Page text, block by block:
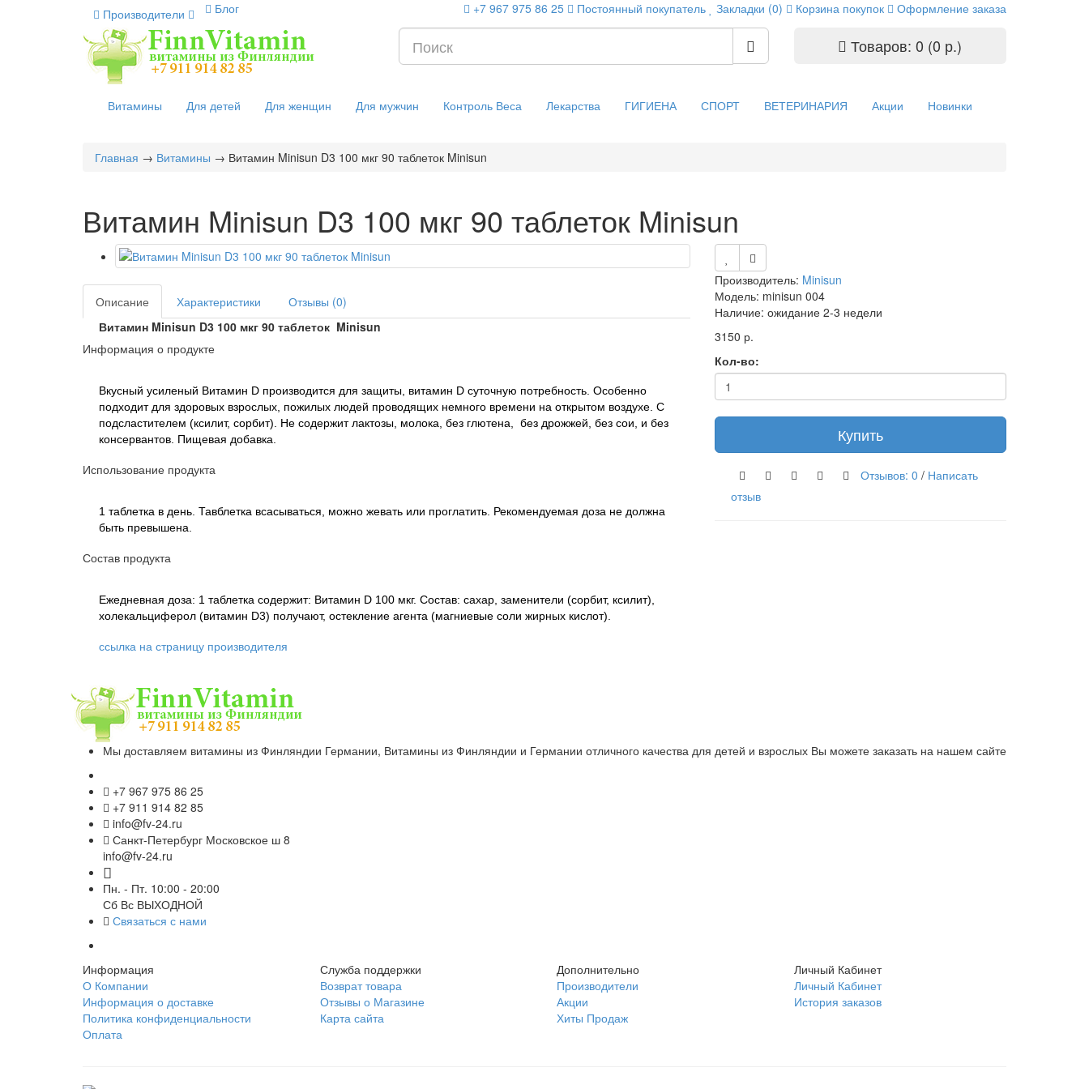
Производители Блог +7 967 975 86 25 Постоянный покупатель Закладки (0) Корзина покупок Оформление заказа
Товаров: 0 (0 р.)
Витамины Для детей Для женщин Для мужчин Контроль Веса Лекарства ГИГИЕНА СПОРТ ВЕТЕРИНАРИЯ Акции Новинки
Главная → Витамины → Витамин Minisun D3 100 мкг 90 таблеток Minisun
Витамин Minisun D3 100 мкг 90 таблеток Minisun
Описание Характеристики
Отзывы (0)
Витамин Minisun D3 100 мкг 90 таблеток Minisun
Информация о продукте
Вкусный усиленый Витамин D производится для защиты, витамин D суточную потребность. Особенно
подходит для здоровых взрослых, пожилых людей проводящих немного времени на открытом воздухе. С
подсластителем (ксилит, сорбит). Не содержит лактозы, молока, без глютена, без дрожжей, без сои, и без
консервантов. Пищевая добавка.
Использование продукта
1 таблетка в день. Тавблетка всасываться, можно жевать или проглатить. Рекомендуемая доза не должна
быть превышена.
Состав продукта
Ежедневная доза: 1 таблетка содержит: Витамин D 100 мкг. Состав: сахар, заменители (сорбит, ксилит),
холекальциферол (витамин D3) получают, остекление агента (магниевые соли жирных кислот).
ссылка на страницу производителя
Производитель: Minisun
Модель: minisun 004
Наличие: ожидание 2-3 недели
3150 р.
Кол-во:
Купить
Отзывов: 0 / Написать
отзыв
Мы доставляем витамины из Финляндии Германии, Витамины из Финляндии и Германии отличного качества для детей и взрослых Вы можете заказать на нашем сайте
+7 967 975 86 25
+7 911 914 82 85
info@fv-24.ru
Санкт-Петербург Московское ш 8
info@fv-24.ru
Пн. - Пт. 10:00 - 20:00
Сб Вс ВЫХОДНОЙ
Связаться с нами
Информация
О Компании
Информация о доставке
Политика конфиденциальности
Оплата
Служба поддержки
Возврат товара
Отзывы о Магазине
Карта сайта
Дополнительно
Производители
Акции
Хиты Продаж
Личный Кабинет
Личный Кабинет
История заказов